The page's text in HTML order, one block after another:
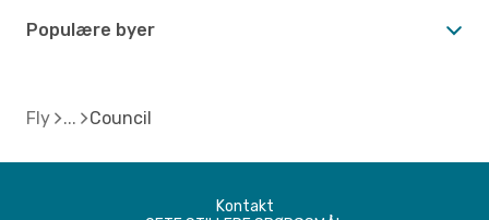
Populære byer
Fly Council
Kontakt